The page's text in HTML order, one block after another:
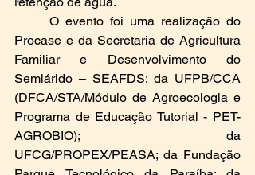
Procase e da Secretaria de Agricultura
Familiar e Desenvolvimento do
Semiárido – SEAFDS; da UFPB/CCA
(DFCA/STA/Módulo de Agroecologia e
Programa de Educação Tutorial - PET-
AGROBIO); da
UFCG/PROPEX/PEASA; da Fundação